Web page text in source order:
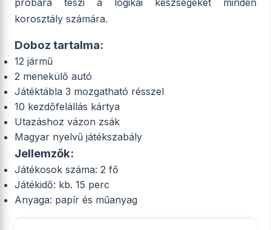
próbára teszi a logikai készségeket minden
korosztály számára.
Doboz tartalma:
12 jármű
2 menekülő autó
Játéktábla 3 mozgatható résszel
10 kezdőfelállás kártya
Utazáshoz vázon zsák
Magyar nyelvű játékszabály
Jellemzők:
Játékosok száma: 2 fő
Játékidő: kb. 15 perc
Anyaga: papír és műanyag